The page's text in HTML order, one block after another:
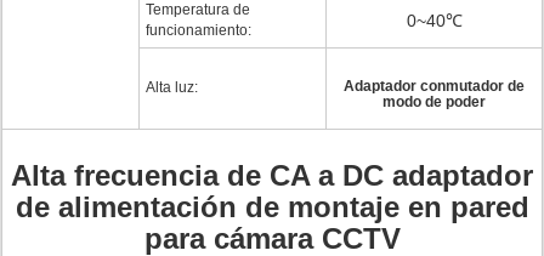
Temperatura de
funcionamiento:
0~40℃
Alta luz:
Adaptador conmutador de
modo de poder
Alta frecuencia de CA a DC adaptador
de alimentación de montaje en pared
para cámara CCTV